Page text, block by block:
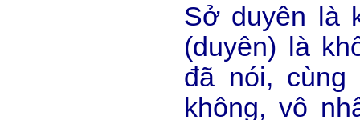
Sở duyên là
(duyên) là
đã nói,
không, vô